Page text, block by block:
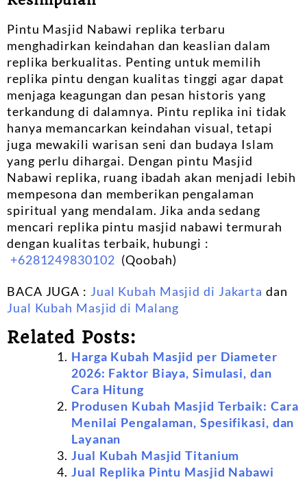
Pintu Masjid Nabawi replika terbaru
menghadirkan keindahan dan keaslian dalam
replika berkualitas. Penting untuk memilih
replika pintu dengan kualitas tinggi agar dapat
menjaga keagungan dan pesan historis yang
terkandung di dalamnya. Pintu replika ini tidak
hanya memancarkan keindahan visual, tetapi
juga mewakili warisan seni dan budaya Islam
yang perlu dihargai. Dengan pintu Masjid
Nabawi replika, ruang ibadah akan menjadi lebih
mempesona dan memberikan pengalaman
spiritual yang mendalam. Jika anda sedang
mencari replika pintu masjid nabawi termurah
dengan kualitas terbaik, hubungi :
+6281249830102 (Qoobah)
BACA JUGA : Jual Kubah Masjid di Jakarta dan
Jual Kubah Masjid di Malang
Related Posts:
Harga Kubah Masjid per Diameter
2026: Faktor Biaya, Simulasi, dan
Cara Hitung
Produsen Kubah Masjid Terbaik: Cara
Menilai Pengalaman, Spesifikasi, dan
Layanan
Jual Kubah Masjid Titanium
Jual Replika Pintu Masjid Nabawi